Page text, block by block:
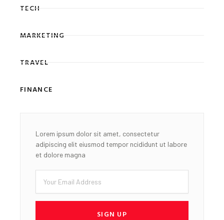
TECH
MARKETING
TRAVEL
FINANCE
Lorem ipsum dolor sit amet, consectetur
adipiscing elit eiusmod tempor ncididunt ut labore
et dolore magna
Email
SIGN UP